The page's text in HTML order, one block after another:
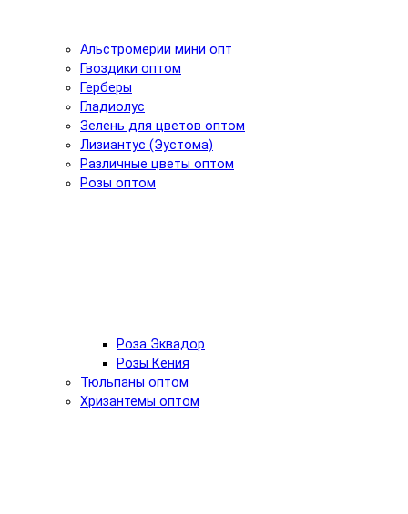
Альстромерии мини опт
Гвоздики оптом
Герберы
Гладиолус
Зелень для цветов оптом
Лизиантус (Эустома)
Различные цветы оптом
Розы оптом
Роза Эквадор
Розы Кения
Тюльпаны оптом
Хризантемы оптом